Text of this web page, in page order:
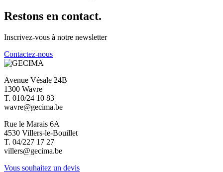
Restons en contact.
Inscrivez-vous à notre newsletter
Contactez-nous
Avenue Vésale 24B
1300 Wavre
T. 010/24 10 83
wavre@gecima.be
Rue le Marais 6A
4530 Villers-le-Bouillet
T. 04/227 17 27
villers@gecima.be
Vous souhaitez un devis